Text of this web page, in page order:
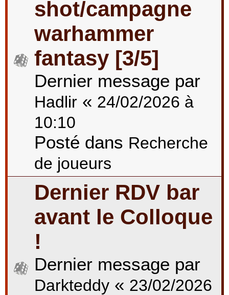
shot/campagne
warhammer
fantasy [3/5]
Dernier message par
Hadlir « 24/02/2026 à
10:10
Posté dans Recherche
de joueurs
Dernier RDV bar
avant le Colloque
!
Dernier message par
Darkteddy « 23/02/2026